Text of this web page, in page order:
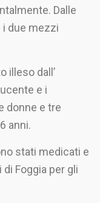
Dalle
due mezzi
illeso dall’
e i
donne e tre
anni.
stati medicati e
Foggia per gli